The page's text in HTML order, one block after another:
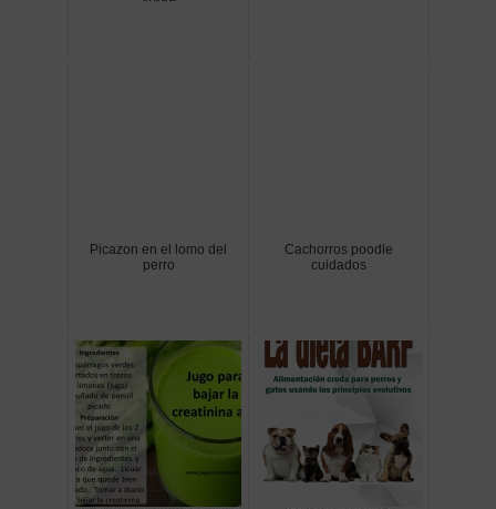
Picazon en el lomo del
perro
Cachorros poodle
cuidados